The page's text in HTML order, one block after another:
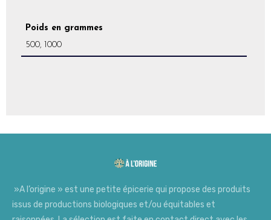
Poids en grammes
500, 1000
»A l’origine » est une petite épicerie qui propose des produits
issus de productions biologiques et/ou équitables et